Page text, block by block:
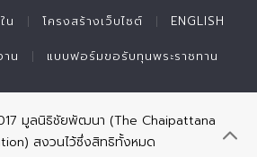
น โครงสร้างเว็บไซต์ ENGLISH
น แบบฟอร์มขอรับทุนพระราชทาน
มูลนิธิชัยพัฒนา (The Chaipattana
สงวนไว้ซึ่งสิทธิทั้งหมด